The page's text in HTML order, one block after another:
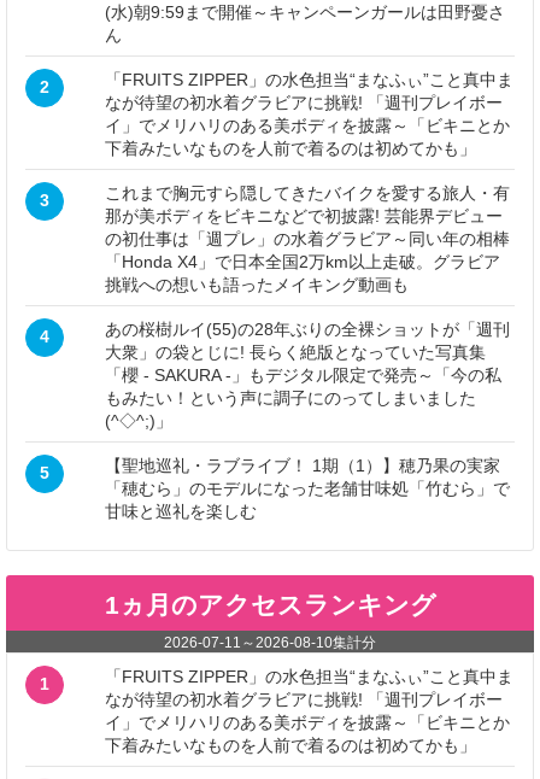
(水)朝9:59まで開催～キャンペーンガールは田野憂さ
ん
2
「FRUITS ZIPPER」の水色担当“まなふぃ”こと真中ま
なが待望の初水着グラビアに挑戦! 「週刊プレイボー
イ」でメリハリのある美ボディを披露～「ビキニとか
下着みたいなものを人前で着るのは初めてかも」
3
これまで胸元すら隠してきたバイクを愛する旅人・有
那が美ボディをビキニなどで初披露! 芸能界デビュー
の初仕事は「週プレ」の水着グラビア～同い年の相棒
「Honda X4」で日本全国2万km以上走破。グラビア
挑戦への想いも語ったメイキング動画も
4
あの桜樹ルイ(55)の28年ぶりの全裸ショットが「週刊
大衆」の袋とじに! 長らく絶版となっていた写真集
「櫻 - SAKURA -」もデジタル限定で発売～「今の私
もみたい！という声に調子にのってしまいました
(^◇^;)」
5
【聖地巡礼・ラブライブ！ 1期（1）】穂乃果の実家
「穂むら」のモデルになった老舗甘味処「竹むら」で
甘味と巡礼を楽しむ
1ヵ月のアクセスランキング
2026-07-11 ～2026-08-10集計分
1
「FRUITS ZIPPER」の水色担当“まなふぃ”こと真中ま
なが待望の初水着グラビアに挑戦! 「週刊プレイボー
イ」でメリハリのある美ボディを披露～「ビキニとか
下着みたいなものを人前で着るのは初めてかも」